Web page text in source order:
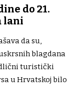
do 21.
lani
da su,
blagdana
turistički
u Hrvatskoj bilo